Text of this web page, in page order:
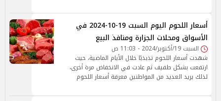
أسعار اللحوم اليوم السبت 19-10-2024 في
الأسواق ومحلات الجزارة ومنافذ البيع
السبت 19/أكتوبر/2024 - 11:03 ص
شهدت أسعار اللحوم تذبذبًا خلال الأيام الماضية، حيث
ارتفعت بشكل طفيف ثم عادت في الانخفاض مرة أخرى،
لذلك يريد العديد من المواطنين معرفة أسعار اللحوم